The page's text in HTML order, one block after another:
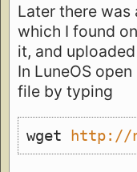
Later there
which I found
it, and
In LuneOS
file by typing
wget http://